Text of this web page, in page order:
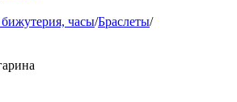
часы/Браслеты/